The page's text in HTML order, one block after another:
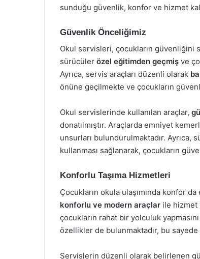
sunduğu güvenlik, konfor ve hizmet
Güvenlik Önceliğimiz
Okul servisleri, çocukların güvenliğini
sürücüler özel eğitimden geçmiş ve
Ayrıca, servis araçları düzenli olarak
önüne geçilmekte ve çocukların
Okul servislerinde kullanılan araçlar,
donatılmıştır. Araçlarda emniyet
unsurları bulundurulmaktadır.
kullanması sağlanarak, çocukların
Konforlu Taşıma Hizmetleri
Çocukların okula ulaşımında konfor
konforlu ve modern araçlar ile hizmet
çocukların rahat bir yolculuk
özellikler de bulunmaktadır, bu
Servislerin düzenli olarak belirlenen